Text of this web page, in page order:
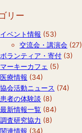
リー
イベント情報 (53)
交流会・講演会 (27)
ボランティア・寄付 (3)
マーキーカフェ (5)
医療情報 (34)
協会活動ニュース (74)
患者の体験談 (8)
最新情報一覧 (84)
調査研究協力 (8)
関連情報 (34)